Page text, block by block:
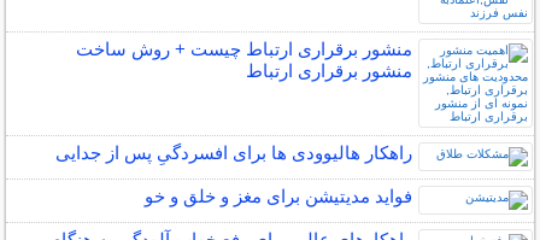
منشور برقراری ارتباط چیست + روش ساخت
منشور برقراری ارتباط
راهکار هالیوودی ها برای افسردگیِ پس از جدایی
فواید مدیتیشن برای مغز و خلق و خو